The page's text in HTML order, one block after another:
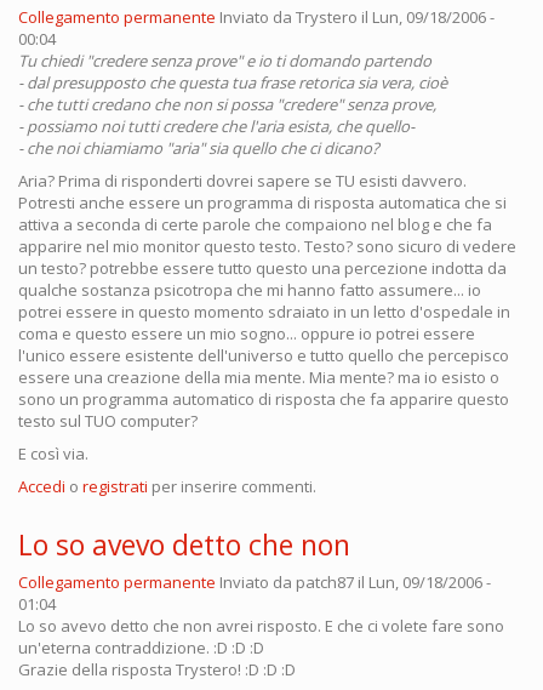
Collegamento permanente Inviato da Trystero il Lun, 09/18/2006 -
00:04
Tu chiedi "credere senza prove" e io ti domando partendo
- dal presupposto che questa tua frase retorica sia vera, cioè
- che tutti credano che non si possa "credere" senza prove,
- possiamo noi tutti credere che l'aria esista, che quello-
- che noi chiamiamo "aria" sia quello che ci dicano?
Aria? Prima di risponderti dovrei sapere se TU esisti davvero.
Potresti anche essere un programma di risposta automatica che si
attiva a seconda di certe parole che compaiono nel blog e che fa
apparire nel mio monitor questo testo. Testo? sono sicuro di vedere
un testo? potrebbe essere tutto questo una percezione indotta da
qualche sostanza psicotropa che mi hanno fatto assumere... io
potrei essere in questo momento sdraiato in un letto d'ospedale in
coma e questo essere un mio sogno... oppure io potrei essere
l'unico essere esistente dell'universo e tutto quello che percepisco
essere una creazione della mia mente. Mia mente? ma io esisto o
sono un programma automatico di risposta che fa apparire questo
testo sul TUO computer?
E così via.
Accedi o registrati per inserire commenti.
Lo so avevo detto che non
Collegamento permanente Inviato da patch87 il Lun, 09/18/2006 -
01:04
Lo so avevo detto che non avrei risposto. E che ci volete fare sono
un'eterna contraddizione. :D :D :D
Grazie della risposta Trystero! :D :D :D